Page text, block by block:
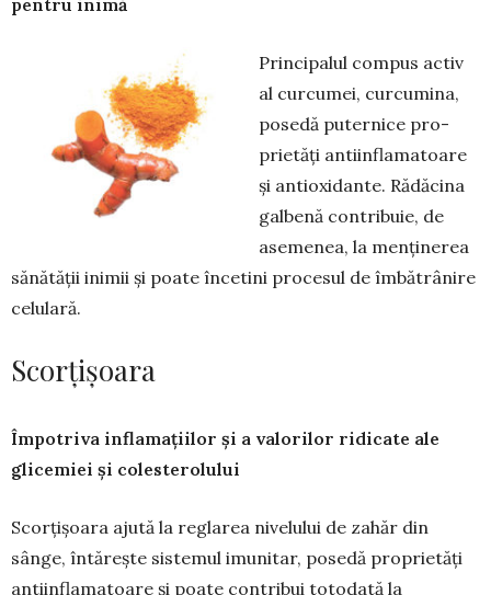
pentru inimă
Principalul compus activ
al curcumei, curcumina,
posedă puternice pro­
prie­tăți antiin­flamatoare
și an­tioxidante. Rădă­cina
galbe­nă contri­bu­ie, de
aseme­nea, la men­ținerea
să­nătății ini­mii și poate în­cetini pro­ce­sul de îmbătrâ­nire
celu­lară.
Scorțișoara
Împotriva inflamațiilor și a valorilor ridicate ale
glicemiei și colesterolului
Scorțișoara ajută la reglarea nive­lului de zahăr din
sânge, întărește siste­mul imu­nitar, posedă proprietăți
antiin­fla­matoare și poate contribui totodată la